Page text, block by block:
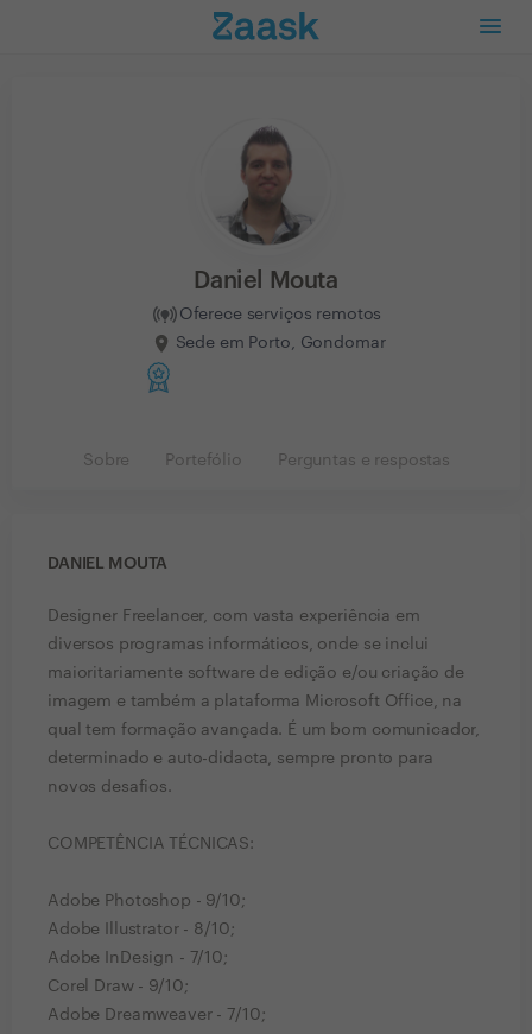
Daniel Mouta
Oferece serviços remotos
Sede em Porto, Gondomar
Sobre Portefólio Perguntas e respostas
DANIEL MOUTA
Designer Freelancer, com vasta experiência em
diversos programas informáticos, onde se inclui
maioritariamente software de edição e/ou criação de
imagem e também a plataforma Microsoft Office, na
qual tem formação avançada. É um bom comunicador,
determinado e auto-didacta, sempre pronto para
novos desafios.
COMPETÊNCIA TÉCNICAS:
Adobe Photoshop - 9/10;
Adobe Illustrator - 8/10;
Adobe InDesign - 7/10;
Corel Draw - 9/10;
Adobe Dreamweaver - 7/10;